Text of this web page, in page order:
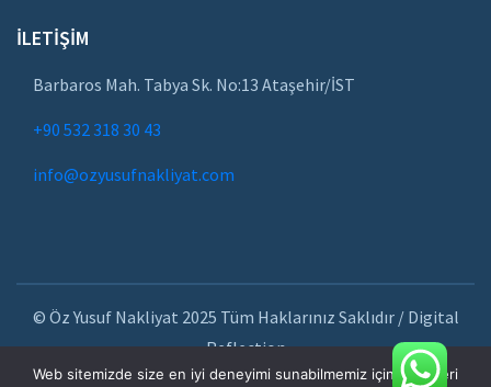
İLETIŞIM
Barbaros Mah. Tabya Sk. No:13 Ataşehir/İST
+90 532 318 30 43
info@ozyusufnakliyat.com
© Öz Yusuf Nakliyat 2025 Tüm Haklarınız Saklıdır / Digital
Reflection
Web sitemizde size en iyi deneyimi sunabilmemiz için çerezleri